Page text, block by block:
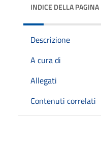
INDICE DELLA PAGINA
Descrizione
A cura di
Allegati
Contenuti correlati